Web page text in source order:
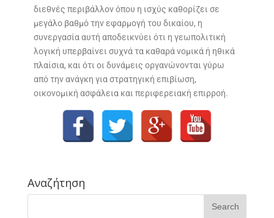
διεθνές περιβάλλον όπου η ισχύς καθορίζει σε
μεγάλο βαθμό την εφαρμογή του δικαίου, η
συνεργασία αυτή αποδεικνύει ότι η γεωπολιτική
λογική υπερβαίνει συχνά τα καθαρά νομικά ή ηθικά
πλαίσια, και ότι οι δυνάμεις οργανώνονται γύρω
από την ανάγκη για στρατηγική επιβίωση,
οικονομική ασφάλεια και περιφερειακή επιρροή.
Αναζήτηση